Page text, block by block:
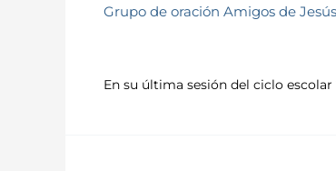
Grupo de oración Amigos de
En su última sesión del ciclo